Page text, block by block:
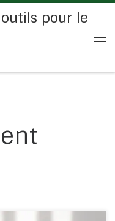
pour le